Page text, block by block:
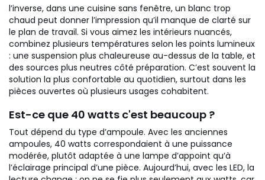
l’inverse, dans une cuisine sans fenêtre, un blanc trop
chaud peut donner l’impression qu’il manque de clarté sur
le plan de travail. Si vous aimez les intérieurs nuancés,
combinez plusieurs températures selon les points lumineux
: une suspension plus chaleureuse au-dessus de la table, et
des sources plus neutres côté préparation. C’est souvent la
solution la plus confortable au quotidien, surtout dans les
pièces ouvertes où plusieurs usages cohabitent.
Est-ce que 40 watts c'est beaucoup ?
Tout dépend du type d’ampoule. Avec les anciennes
ampoules, 40 watts correspondaient à une puissance
modérée, plutôt adaptée à une lampe d’appoint qu’à
l’éclairage principal d’une pièce. Aujourd’hui, avec les LED, la